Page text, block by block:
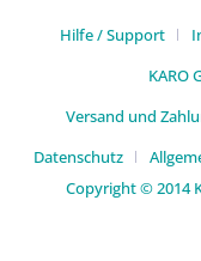
Hilfe / Support
KARO
Versand und
Datenschutz
Copyright © 2014